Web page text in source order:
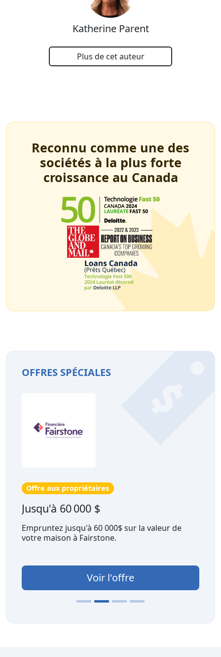
Katherine Parent
Plus de cet auteur
Reconnu comme une des
sociétés à la plus forte
croissance au Canada
OFFRES SPÉCIALES
Offre aux propriétaires
Jusqu'à 60 000 $
Empruntez jusqu'à 60 000$ sur la valeur de
votre maison à Fairstone.
Voir l'offre